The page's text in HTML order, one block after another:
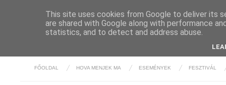
FŐOLDAL HOVA MENJEK MA ESEMÉNYEK FESZTIVÁL
This site uses cookies from Google to deliver its
are shared with Google along with performance
statistics, and to detect and address abuse.